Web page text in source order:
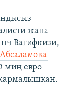
жана
Вагифкизи,
—
миң евро